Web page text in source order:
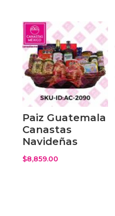
Paiz Guatemala
Canastas
Navideñas
$8,859.00